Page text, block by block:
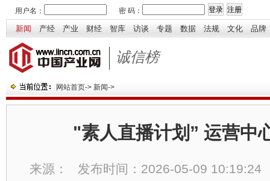
用户名： 密 码：
新闻 产经 产业 财经 智库 访谈 专题 数据 法规 文化 品牌
诚信榜
网站首页-> 新闻->
"素人直播计划” 运营中
来源： 发布时间： 2026-05-09 10:19:24